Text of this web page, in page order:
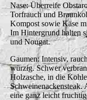
Nase: Überreife
Torfrauch und
Kompost sowie Käse
Im Hintergrund halten
und Nougat.
Gaumen: Intensiv,
würzig. Schwer
Holzasche, in die
Schweinenackensteak.
eine ganz leicht